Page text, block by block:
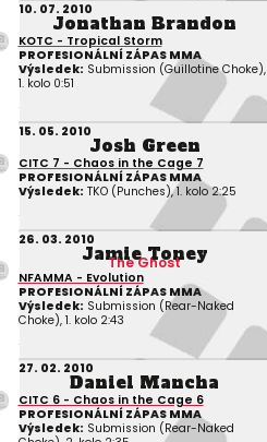
10. 07. 2010
Jonathan Brandon
KOTC - Tropical Storm
PROFESIONÁLNÍ ZÁPAS MMA
Výsledek: Submission (Guillotine Choke),
1. kolo 0:51
15. 05. 2010
Josh Green
CITC 7 - Chaos in the Cage 7
PROFESIONÁLNÍ ZÁPAS MMA
Výsledek: TKO (Punches), 1. kolo 2:25
26. 03. 2010
Jamie Toney
The Ghost
NFAMMA - Evolution
PROFESIONÁLNÍ ZÁPAS MMA
Výsledek: Submission (Rear-Naked
Choke), 1. kolo 2:43
27. 02. 2010
Daniel Mancha
CITC 6 - Chaos in the Cage 6
PROFESIONÁLNÍ ZÁPAS MMA
Výsledek: Submission (Rear-Naked